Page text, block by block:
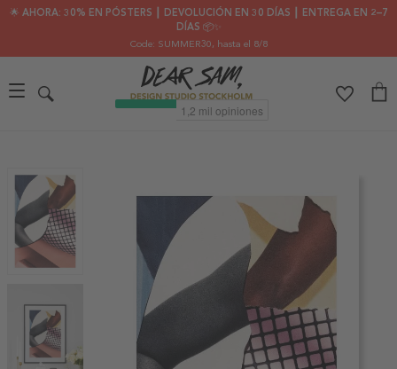
🌟 AHORA: 30% EN PÓSTERS ┃ DEVOLUCIÓN EN 30 DÍAS ┃ ENTREGA EN 2–7
DÍAS 📦✨
Code: SUMMER30, hasta el 8/8